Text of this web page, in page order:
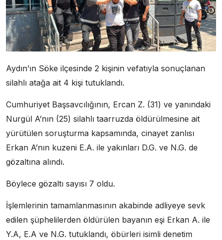
Aydın’ın Söke ilçesinde 2 kişinin vefatıyla sonuçlanan
silahlı atağa ait 4 kişi tutuklandı.
Cumhuriyet Başsavcılığının, Ercan Z. (31) ve yanındaki
Nurgül A’nın (25) silahlı taarruzda öldürülmesine ait
yürütülen soruşturma kapsamında, cinayet zanlısı
Erkan A’nın kuzeni E.A. ile yakınları D.G. ve N.G. de
gözaltına alındı.
Böylece gözaltı sayısı 7 oldu.
İşlemlerinin tamamlanmasının akabinde adliyeye sevk
edilen şüphelilerden öldürülen bayanın eşi Erkan A. ile
Y.A, E.A ve N.G. tutuklandı, öbürleri isimli denetim